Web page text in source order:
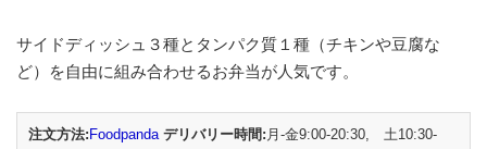
サイドディッシュ３種とタンパク質１種（チキンや豆腐な
ど）を自由に組み合わせるお弁当が人気です。
注文方法: Foodpanda デリバリー時間: 月-金9:00-20:30, 土10:30-